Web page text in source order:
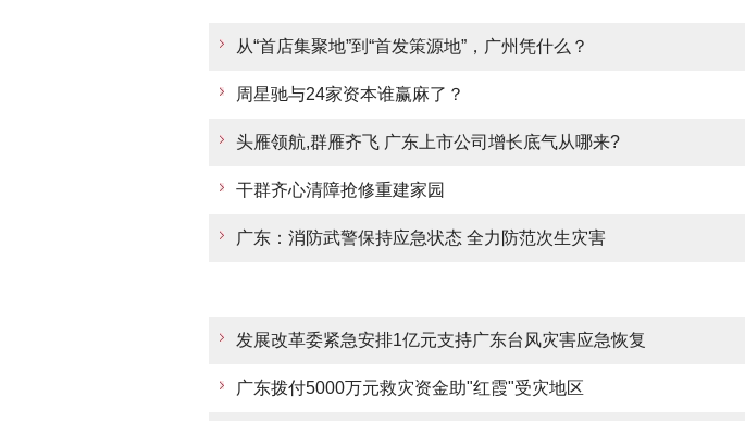
从“首店集聚地”到“首发策源地”，广州凭什么？
周星驰与24家资本谁赢麻了？
头雁领航,群雁齐飞 广东上市公司增长底气从哪来?
干群齐心清障抢修重建家园
广东：消防武警保持应急状态 全力防范次生灾害
发展改革委紧急安排1亿元支持广东台风灾害应急恢复
广东拨付5000万元救灾资金助"红霞"受灾地区